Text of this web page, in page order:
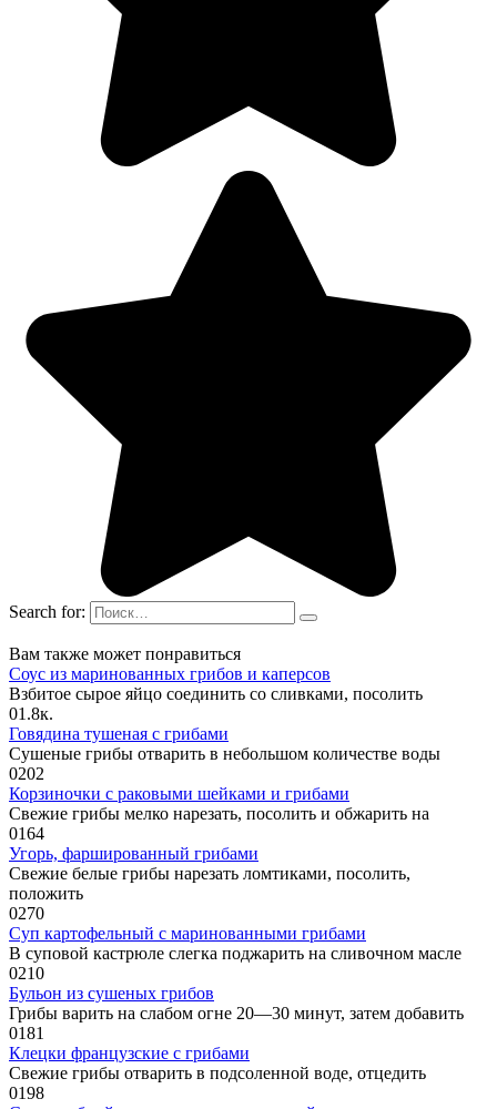
Search for:
Вам также может понравиться
Соус из маринованных грибов и каперсов
Взбитое сырое яйцо соединить со сливками, посолить
01.8к.
Говядина тушеная с грибами
Сушеные грибы отварить в небольшом количестве воды
0202
Корзиночки с раковыми шейками и грибами
Свежие грибы мелко нарезать, посолить и обжарить на
0164
Угорь, фаршированный грибами
Свежие белые грибы нарезать ломтиками, посолить,
положить
0270
Суп картофельный с маринованными грибами
В суповой кастрюле слегка поджарить на сливочном масле
0210
Бульон из сушеных грибов
Грибы варить на слабом огне 20—30 минут, затем добавить
0181
Клецки французские с грибами
Свежие грибы отварить в подсоленной воде, отцедить
0198